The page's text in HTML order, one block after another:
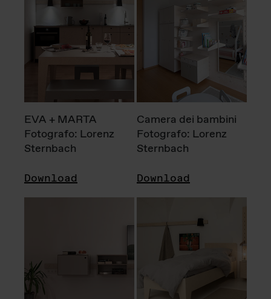
EVA + MARTA
Fotografo: Lorenz
Sternbach
Download
Camera dei bambini
Fotografo: Lorenz
Sternbach
Download